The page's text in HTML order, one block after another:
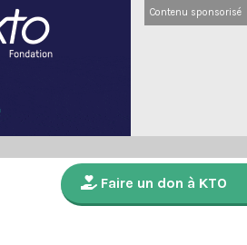
Contenu sponsorisé
Faire un don à KTO